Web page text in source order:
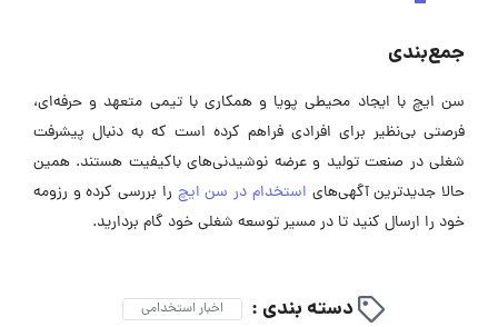
جمع‌بندی
سن ایچ با ایجاد محیطی پویا و همکاری با تیمی متعهد و حرفه‌ای،
فرصتی بی‌نظیر برای افرادی فراهم کرده است که به دنبال پیشرفت
شغلی در صنعت تولید و عرضه نوشیدنی‌های باکیفیت هستند. همین
حالا جدیدترین آگهی‌های استخدام در سن ایچ را بررسی کرده و رزومه
خود را ارسال کنید تا در مسیر توسعه شغلی خود گام بردارید.
دسته بندی : اخبار استخدامی